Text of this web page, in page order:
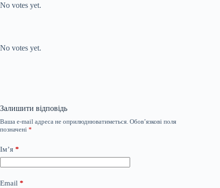
No votes yet.
No votes yet.
Залишити відповідь
Ваша e-mail адреса не оприлюднюватиметься. Обов’язкові поля
позначені *
Ім’я *
Email *